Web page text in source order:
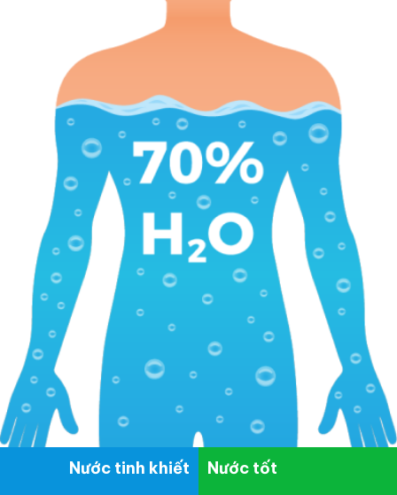
Nước tinh khiết Nước tốt